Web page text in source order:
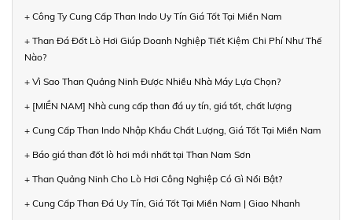
+ Công Ty Cung Cấp Than Indo Uy Tín Giá Tốt Tại Miền Nam
+ Than Đá Đốt Lò Hơi Giúp Doanh Nghiệp Tiết Kiệm Chi Phí Như Thế
Nào?
+ Vì Sao Than Quảng Ninh Được Nhiều Nhà Máy Lựa Chọn?
+ [MIỀN NAM] Nhà cung cấp than đá uy tín, giá tốt, chất lượng
+ Cung Cấp Than Indo Nhập Khẩu Chất Lượng, Giá Tốt Tại Miền Nam
+ Báo giá than đốt lò hơi mới nhất tại Than Nam Sơn
+ Than Quảng Ninh Cho Lò Hơi Công Nghiệp Có Gì Nổi Bật?
+ Cung Cấp Than Đá Uy Tín, Giá Tốt Tại Miền Nam | Giao Nhanh